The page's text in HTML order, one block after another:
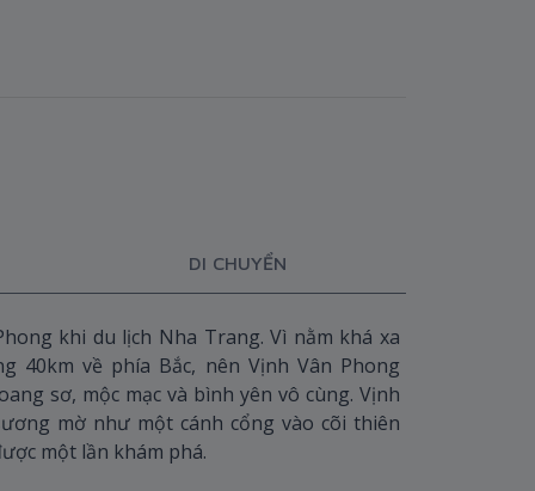
DI CHUYỂN
khi du lịch Nha Trang. Vì nằm khá xa
40km về phía Bắc, nên Vịnh Vân Phong
sơ, mộc mạc và bình yên vô cùng. Vịnh
mờ như một cánh cổng vào cõi thiên
một lần khám phá.